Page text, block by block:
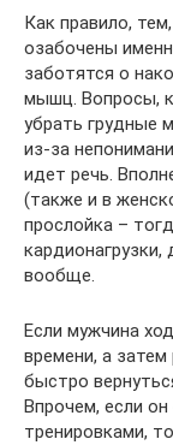
Как правило,
озабочены
заботятся о
мышц. Вопросы,
убрать грудные
из-за
идет речь.
(также и в
прослойка –
вообще.
Если мужчина
времени, а
быстро
Впрочем, если
тренировками,